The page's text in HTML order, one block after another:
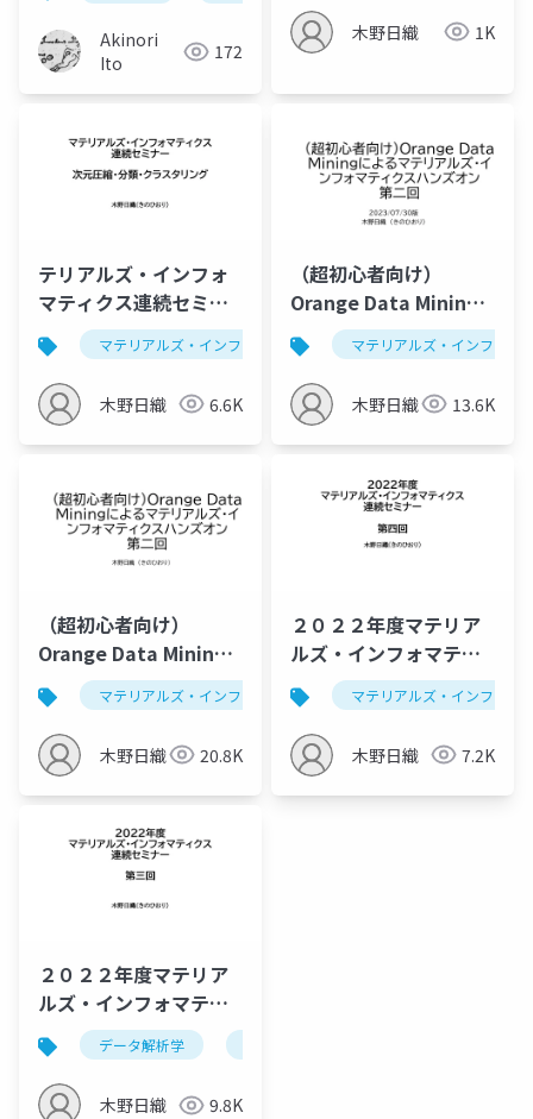
Akinori
Ito
172
木野日織 1K
テリアルズ・インフォ
マティクス連続セミナ
ー，次元圧縮、分類、
クラスタリング，LLM
によるソースコード作
成
マテリアルズ・インフォマティクス データ解析学
木野日織 6.6K
（超初心者向け）
Orange Data Mining
によるマテリアルズ・
インフォマティクスハ
ンズオン第二回
2023/07/30版
マテリアルズ・インフォマ
木野日織 13.6K
（超初心者向け）
Orange Data Mining
によるマテリアルズ・
インフォマティクスハ
ンズオン第二回 （仮）
マテリアルズ・インフォマティクス データ解析学
木野日織 20.8K
２０２２年度マテリア
ルズ・インフォマティ
クス連続セミナー：次
元圧縮を併用したクラ
スタリング、トモグラ
フ像の復元
マテリアルズ・インフォマ
木野日織 7.2K
２０２２年度マテリア
ルズ・インフォマティ
クス連続セミナー：次
元圧縮・分類・クラス
タリング
データ解析学
木野日織 9.8K